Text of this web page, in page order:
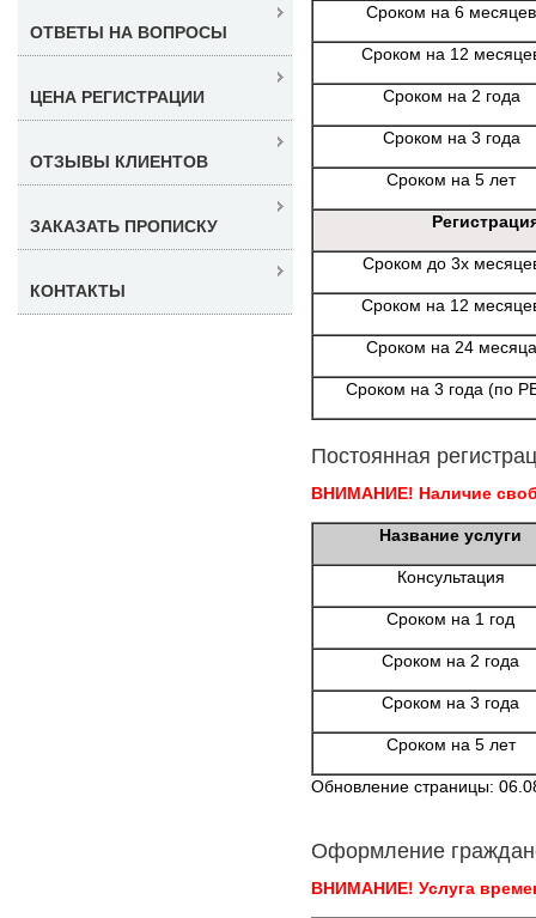
Сроком на 6 месяцев
Сроком на 12
Сроком на 2 года
Сроком на 3 года
Сроком на 5 лет
Сроком до 3х
Сроком на 12
Сроком на 24 месяца
Сроком на 3 года (по
Постоянная
ВНИМАНИЕ! Наличие
Название услуги
Консультация
Сроком на 1 год
Сроком на 2 года
Сроком на 3 года
Сроком на 5 лет
Обновление страницы:
Оформление
ВНИМАНИЕ! Услуга
ОТВЕТЫ НА ВОПРОСЫ
ЦЕНА РЕГИСТРАЦИИ
ОТЗЫВЫ КЛИЕНТОВ
ЗАКАЗАТЬ ПРОПИСКУ
КОНТАКТЫ